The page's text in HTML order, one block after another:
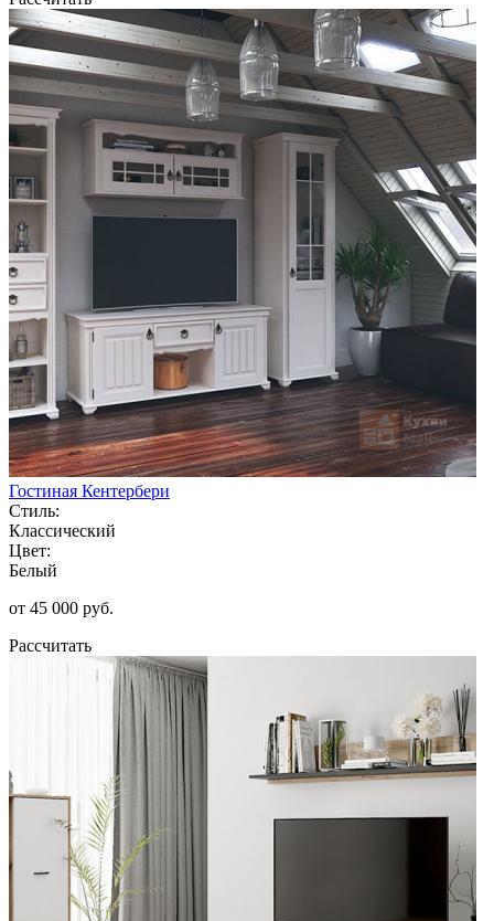
Гостиная Кентербери
Стиль:
Классический
Цвет:
Белый
от 45 000 руб.
Рассчитать